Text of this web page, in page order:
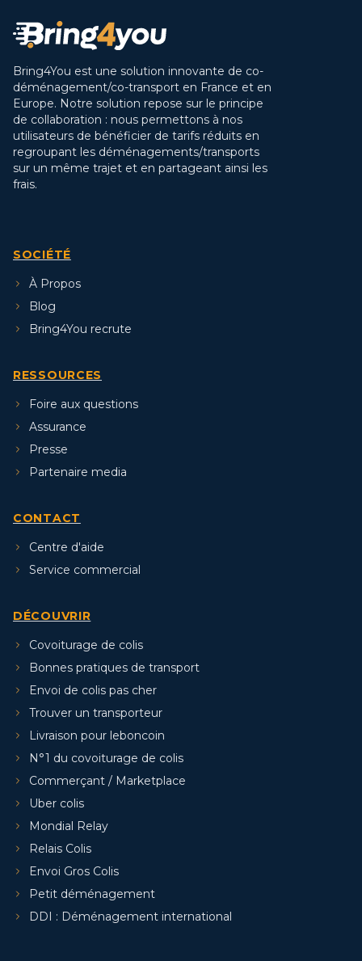
Bring4You est une solution innovante de co-
déménagement/co-transport en France et en
Europe. Notre solution repose sur le principe
de collaboration : nous permettons à nos
utilisateurs de bénéficier de tarifs réduits en
regroupant les déménagements/transports
sur un même trajet et en partageant ainsi les
frais.
SOCIÉTÉ
À Propos
Blog
Bring4You recrute
RESSOURCES
Foire aux questions
Assurance
Presse
Partenaire media
CONTACT
Centre d'aide
Service commercial
DÉCOUVRIR
Covoiturage de colis
Bonnes pratiques de transport
Envoi de colis pas cher
Trouver un transporteur
Livraison pour leboncoin
N°1 du covoiturage de colis
Commerçant / Marketplace
Uber colis
Mondial Relay
Relais Colis
Envoi Gros Colis
Petit déménagement
DDI : Déménagement international